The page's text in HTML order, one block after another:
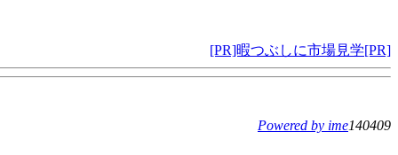
[PR]暇つぶしに市場見学[PR]
Powered by ime140409